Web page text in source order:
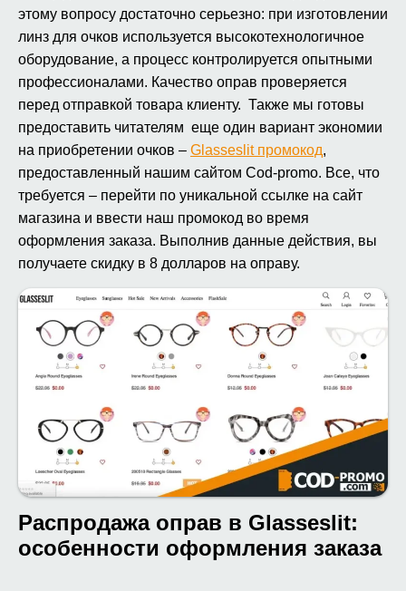
этому вопросу достаточно серьезно: при изготовлении
линз для очков используется высокотехнологичное
оборудование, а процесс контролируется опытными
профессионалами. Качество оправ проверяется
перед отправкой товара клиенту. Также мы готовы
предоставить читателям еще один вариант экономии
на приобретении очков – Glasseslit промокод,
предоставленный нашим сайтом Cod-promo. Все, что
требуется – перейти по уникальной ссылке на сайт
магазина и ввести наш промокод во время
оформления заказа. Выполнив данные действия, вы
получаете скидку в 8 долларов на оправу.
Распродажа оправ в Glasseslit:
особенности оформления заказа